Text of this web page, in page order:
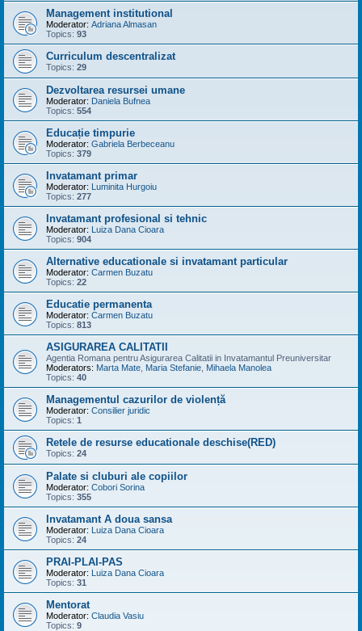
Management institutional
Moderator: Adriana Almasan
Topics: 93
Curriculum descentralizat
Topics: 29
Dezvoltarea resursei umane
Moderator: Daniela Bufnea
Topics: 554
Educație timpurie
Moderator: Gabriela Berbeceanu
Topics: 379
Invatamant primar
Moderator: Luminita Hurgoiu
Topics: 277
Invatamant profesional si tehnic
Moderator: Luiza Dana Cioara
Topics: 904
Alternative educationale si invatamant particular
Moderator: Carmen Buzatu
Topics: 22
Educatie permanenta
Moderator: Carmen Buzatu
Topics: 813
ASIGURAREA CALITATII
Agentia Romana pentru Asigurarea Calitatii in Invatamantul Preuniversitar
Moderators: Marta Mate Maria Stefanie Mihaela Manolea
Topics: 40
Managementul cazurilor de violență
Moderator: Consilier juridic
Topics: 1
Retele de resurse educationale deschise(RED)
Topics: 24
Palate si cluburi ale copiilor
Moderator: Cobori Sorina
Topics: 355
Invatamant A doua sansa
Moderator: Luiza Dana Cioara
Topics: 24
PRAI-PLAI-PAS
Moderator: Luiza Dana Cioara
Topics: 31
Mentorat
Moderator: Claudia Vasiu
Topics: 9